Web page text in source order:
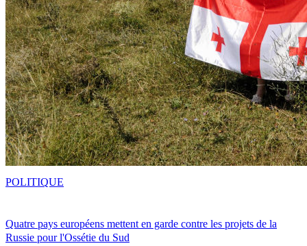
Quatre pays européens mettent en garde contre les projets de la
Russie pour l'Ossétie du Sud
POLITIQUE